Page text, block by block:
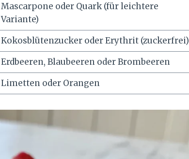
Mascarpone oder Quark (für leichtere
Variante)
Kokosblütenzucker oder Erythrit (zuckerfrei)
Erdbeeren, Blaubeeren oder Brombeeren
Limetten oder Orangen